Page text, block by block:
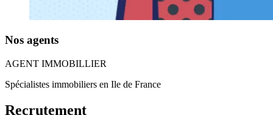
Nos agents
AGENT IMMOBILLIER
Spécialistes immobiliers en Ile de France
Recrutement